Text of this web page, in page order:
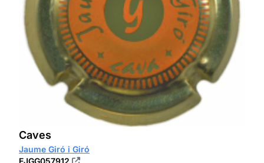
Caves
Jaume Giró i Giró
EJGG057912